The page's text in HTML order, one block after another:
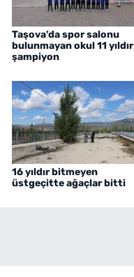
Taşova’da spor salonu
bulunmayan okul 11 yıldır
şampiyon
16 yıldır bitmeyen
üstgeçitte ağaçlar bitti